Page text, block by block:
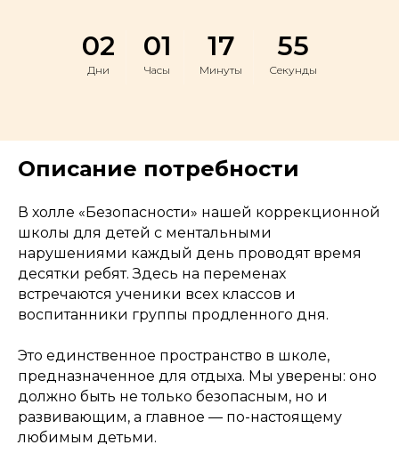
02
Дни
01
Часы
17
Минуты
55
Секунды
Описание потребности
В холле «Безопасности» нашей коррекционной
школы для детей с ментальными
нарушениями каждый день проводят время
десятки ребят. Здесь на переменах
встречаются ученики всех классов и
воспитанники группы продленного дня.
Это единственное пространство в школе,
предназначенное для отдыха. Мы уверены: оно
должно быть не только безопасным, но и
развивающим, а главное — по-настоящему
любимым детьми.